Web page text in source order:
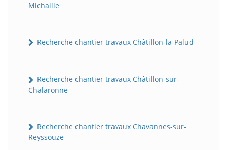
Michaille
Recherche chantier travaux Châtillon-la-Palud
Recherche chantier travaux Châtillon-sur-
Chalaronne
Recherche chantier travaux Chavannes-sur-
Reyssouze